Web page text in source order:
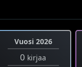
Vuosi 2026
0 kirjaa